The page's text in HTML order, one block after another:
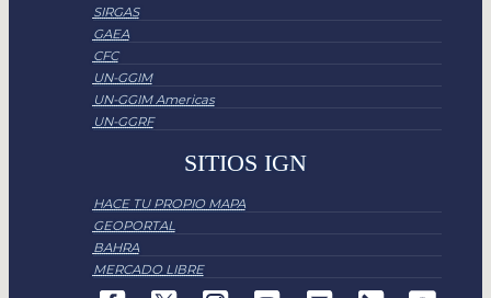
SIRGAS
GAEA
CFC
UN-GGIM
UN-GGIM Americas
UN-GGRF
SITIOS IGN
HACE TU PROPIO MAPA
GEOPORTAL
BAHRA
MERCADO LIBRE